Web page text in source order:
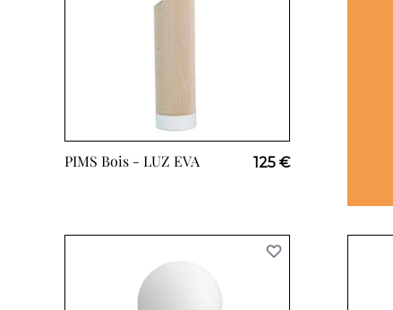
PIMS Bois - LUZ EVA 125 €